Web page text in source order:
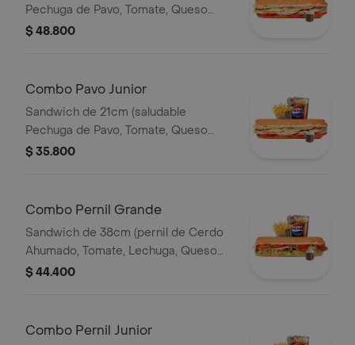
Pechuga de Pavo, Tomate, Queso
Mozzarella, Lechuga y Salsa de Ajo)
$ 48.800
Combo Pavo Junior
Sandwich de 21cm (saludable
Pechuga de Pavo, Tomate, Queso
Mozzarella, Lechuga y Salsa de Ajo)
$ 35.800
Combo Pernil Grande
Sandwich de 38cm (pernil de Cerdo
Ahumado, Tomate, Lechuga, Queso
Mozzarella y Salsa de Ajo) Papa
$ 44.400
Combo Pernil Junior